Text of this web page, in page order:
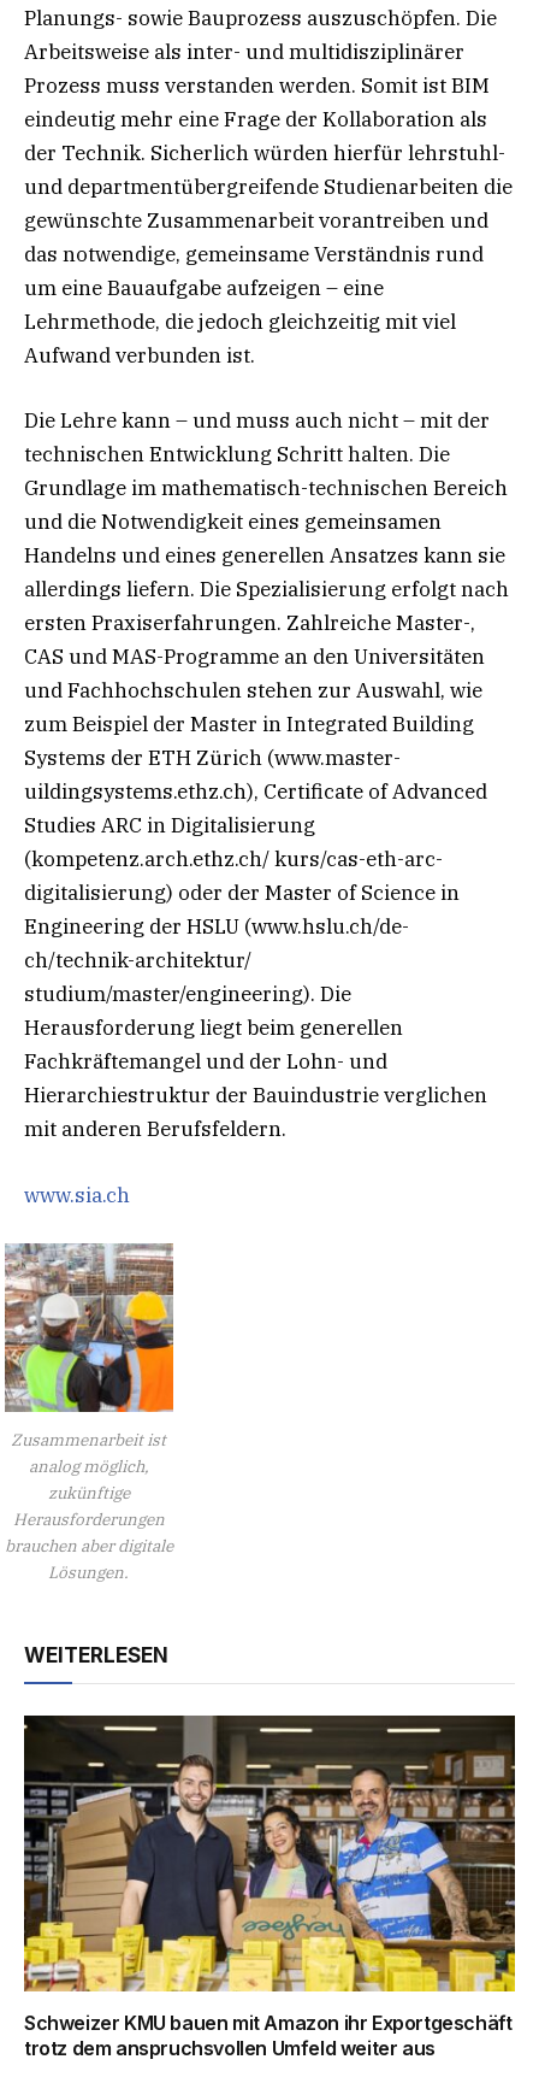
Planungs- sowie Bauprozess auszuschöpfen. Die
Arbeitsweise als inter- und multidisziplinärer
Prozess muss verstanden werden. Somit ist BIM
eindeutig mehr eine Frage der Kollaboration als
der Technik. Sicherlich würden hierfür lehrstuhl-
und departmentübergreifende Studienarbeiten die
gewünschte Zusammenarbeit vorantreiben und
das notwendige, gemeinsame Verständnis rund
um eine Bauaufgabe aufzeigen – eine
Lehrmethode, die jedoch gleichzeitig mit viel
Aufwand verbunden ist.
Die Lehre kann – und muss auch nicht – mit der
technischen Entwicklung Schritt halten. Die
Grundlage im mathematisch-technischen Bereich
und die Notwendigkeit eines gemeinsamen
Handelns und eines generellen Ansatzes kann sie
allerdings liefern. Die Spezialisierung erfolgt nach
ersten Praxiserfahrungen. Zahlreiche Master-,
CAS und MAS-Programme an den Universitäten
und Fachhochschulen stehen zur Auswahl, wie
zum Beispiel der Master in Integrated Building
Systems der ETH Zürich (www.master-
uildingsystems.ethz.ch), Certificate of Advanced
Studies ARC in Digitalisierung
(kompetenz.arch.ethz.ch/ kurs/cas-eth-arc-
digitalisierung) oder der Master of Science in
Engineering der HSLU (www.hslu.ch/de-
ch/technik-architektur/
studium/master/engineering). Die
Herausforderung liegt beim generellen
Fachkräftemangel und der Lohn- und
Hierarchiestruktur der Bauindustrie verglichen
mit anderen Berufsfeldern.
www.sia.ch
Zusammenarbeit ist
analog möglich,
zukünftige
Herausforderungen
brauchen aber digitale
Lösungen.
WEITERLESEN
Schweizer KMU bauen mit Amazon ihr Exportgeschäft
trotz dem anspruchsvollen Umfeld weiter aus